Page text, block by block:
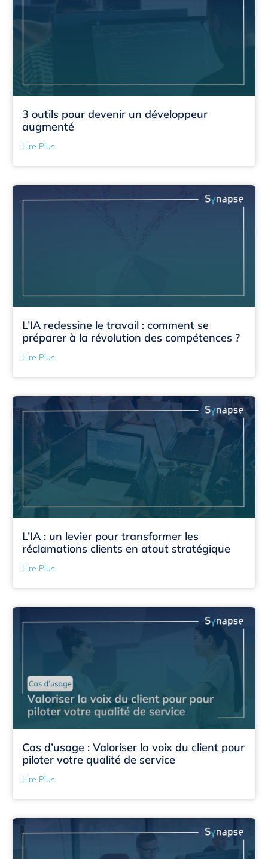
3 outils pour devenir un développeur
augmenté
Lire Plus
L’IA redessine le travail : comment se
préparer à la révolution des compétences ?
Lire Plus
L’IA : un levier pour transformer les
réclamations clients en atout stratégique
Lire Plus
Cas d’usage : Valoriser la voix du client pour
piloter votre qualité de service
Lire Plus